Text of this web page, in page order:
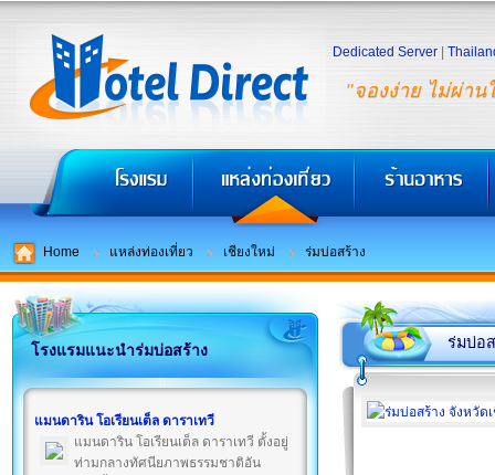
"จองง่าย ไม่ผ่าน
Dedicated Server
Home แหล่งท่องเที่ยว เชียงใหม่ ร่มบ่อสร้าง
โรงแรมแนะนำร่มบ่อสร้าง
แมนดาริน โอเรียนเต็ล ดาราเทวี
แมนดาริน โอเรียนเต็ล ดาราเทวี ตั้งอยู่
ท่ามกลางทัศนียภาพธรรมชาติอัน
ร่มบ่อ